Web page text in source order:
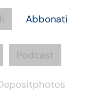
Abbonati
Podcast